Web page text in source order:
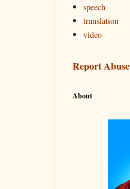
speech
translation
video
Report Abuse
About